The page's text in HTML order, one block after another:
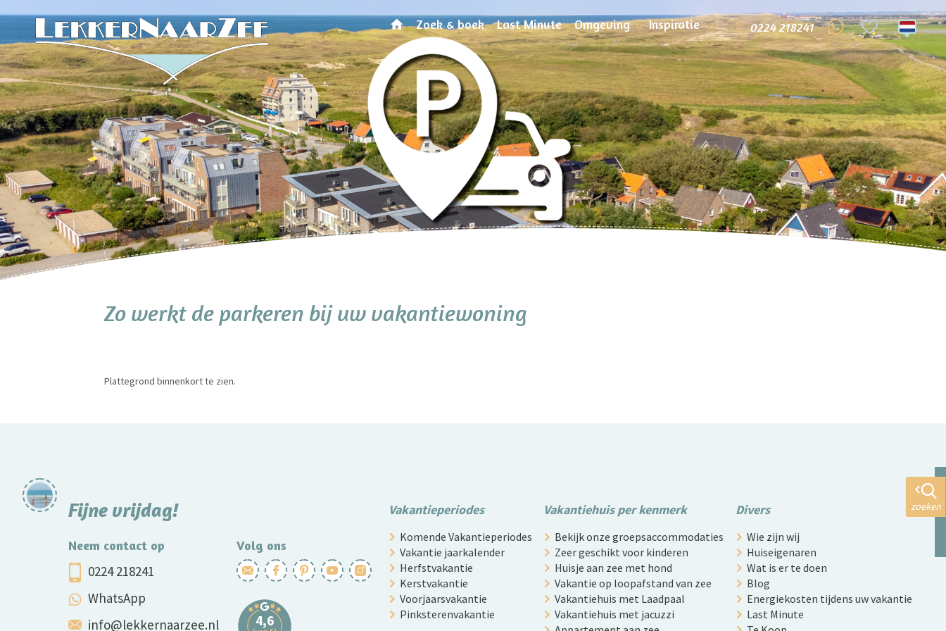
Zoek & boek Last Minute Omgeving Inspiratie 0224 218241
Zo werkt de parkeren bij uw vakantiewoning
Plattegrond binnenkort te zien.
Fijne vrijdag!
Neem contact op
0224 218241
WhatsApp
info@lekkernaarzee.nl
Volg ons
Vakantieperiodes
Komende Vakantieperiodes
Vakantie jaarkalender
Herfstvakantie
Kerstvakantie
Voorjaarsvakantie
Pinksterenvakantie
Vakantiehuis per kenmerk
Bekijk onze groepsaccommodaties
Zeer geschikt voor kinderen
Huisje aan zee met hond
Vakantie op loopafstand van zee
Vakantiehuis met Laadpaal
Vakantiehuis met jacuzzi
Divers
Wie zijn wij
Huiseigenaren
Wat is er te doen
Blog
Energiekosten tijdens uw vakantie
Last Minute
zoeken